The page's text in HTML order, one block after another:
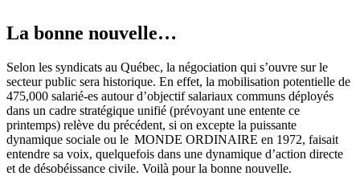
La bonne nouvelle…
Selon les syndicats au Québec, la négociation qui s’ouvre sur le
secteur public sera historique. En effet, la mobilisation potentielle de
475,000 salarié-es autour d’objectif salariaux communs déployés
dans un cadre stratégique unifié (prévoyant une entente ce
printemps) relève du précédent, si on excepte la puissante
dynamique sociale ou le MONDE ORDINAIRE en 1972, faisait
entendre sa voix, quelquefois dans une dynamique d’action directe
et de désobéissance civile. Voilà pour la bonne nouvelle.